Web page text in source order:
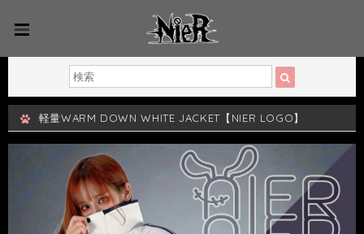
軽量WARM DOWN WHITE JACKET【NIER LOGO】